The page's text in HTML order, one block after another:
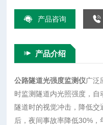
产品咨询
产品介绍
公路隧道光强度监测仪广泛
时监测隧道内光照强度，
隧道时的视觉冲击，降低
后，夜间事故率降低30%